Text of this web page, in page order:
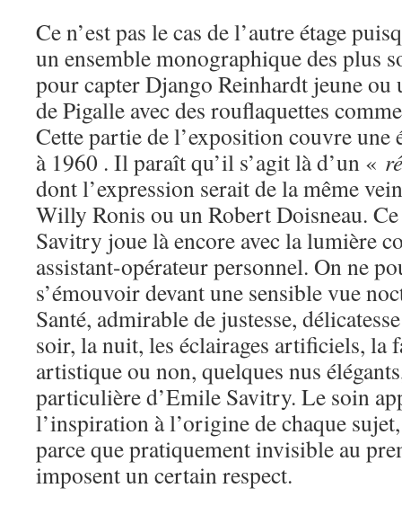
Ce n’est pas le cas de l’autre étage
un ensemble monographique des plus
pour capter Django Reinhardt jeune
de Pigalle avec des rouflaquettes
Cette partie de l’exposition couvre une
à 1960 . Il paraît qu’il s’agit là d’un «
dont l’expression serait de la même
Willy Ronis ou un Robert Doisneau.
Savitry joue là encore avec la lumière
assistant-opérateur personnel. On ne
s’émouvoir devant une sensible vue
Santé, admirable de justesse,
soir, la nuit, les éclairages artificiels, la
artistique ou non, quelques nus
particulière d’Emile Savitry. Le soin
l’inspiration à l’origine de chaque
parce que pratiquement invisible au
imposent un certain respect.